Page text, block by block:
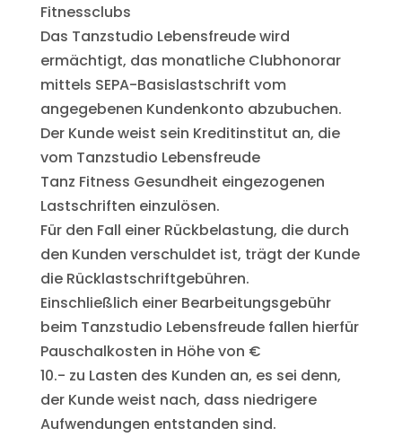
Fitnessclubs
Das Tanzstudio Lebensfreude wird
ermächtigt, das monatliche Clubhonorar
mittels SEPA-Basislastschrift vom
angegebenen Kundenkonto abzubuchen.
Der Kunde weist sein Kreditinstitut an, die
vom Tanzstudio Lebensfreude
Tanz Fitness Gesundheit eingezogenen
Lastschriften einzulösen.
Für den Fall einer Rückbelastung, die durch
den Kunden verschuldet ist, trägt der Kunde
die Rücklastschriftgebühren.
Einschließlich einer Bearbeitungsgebühr
beim Tanzstudio Lebensfreude fallen hierfür
Pauschalkosten in Höhe von €
10.- zu Lasten des Kunden an, es sei denn,
der Kunde weist nach, dass niedrigere
Aufwendungen entstanden sind.